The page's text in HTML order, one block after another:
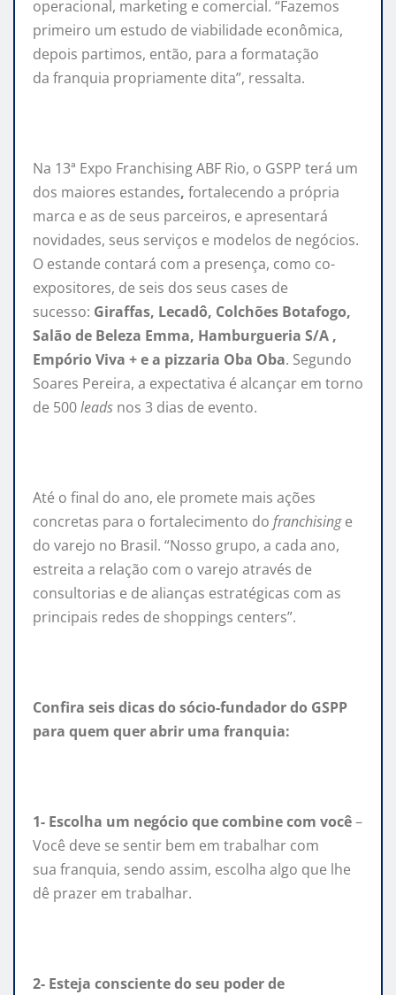
operacional, marketing e comercial. “Fazemos
primeiro um estudo de viabilidade econômica,
depois partimos, então, para a formatação
da franquia propriamente dita”, ressalta.
Na 13ª Expo Franchising ABF Rio, o GSPP terá um
dos maiores estandes, fortalecendo a própria
marca e as de seus parceiros, e apresentará
novidades, seus serviços e modelos de negócios.
O estande contará com a presença, como co-
expositores, de seis dos seus cases de
sucesso: Giraffas, Lecadô, Colchões Botafogo,
Salão de Beleza Emma, Hamburgueria S/A ,
Empório Viva + e a pizzaria Oba Oba. Segundo
Soares Pereira, a expectativa é alcançar em torno
de 500leads nos 3 dias de evento.
Até o final do ano, ele promete mais ações
concretas para o fortalecimento do franchisinge
do varejo no Brasil. “Nosso grupo, a cada ano,
estreita a relação com o varejo através de
consultorias e de alianças estratégicas com as
principais redes de shoppings centers”.
Confira seis dicas do sócio-fundador do GSPP
para quem quer abrir uma franquia:
1- Escolha um negócio que combine com você–
Você deve se sentir bem em trabalhar com
sua franquia, sendo assim, escolha algo que lhe
dê prazer em trabalhar.
2- Esteja consciente do seu poder de